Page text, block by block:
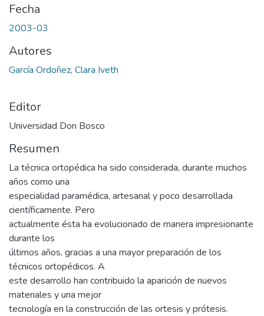
Fecha
2003-03
Autores
García Ordoñez, Clara Iveth
Editor
Universidad Don Bosco
Resumen
La técnica ortopédica ha sido considerada, durante muchos
años como una
especialidad paramédica, artesanal y poco desarrollada
científicamente. Pero
actualmente ésta ha evolucionado de manera impresionante
durante los
últimos años, gracias a una mayor preparación de los
técnicos ortopédicos. A
este desarrollo han contribuido la aparición de nuevos
materiales y una mejor
tecnología en la construcción de las ortesis y prótesis.